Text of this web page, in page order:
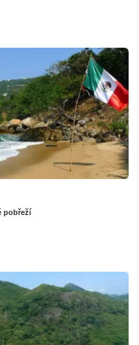
pobřeží